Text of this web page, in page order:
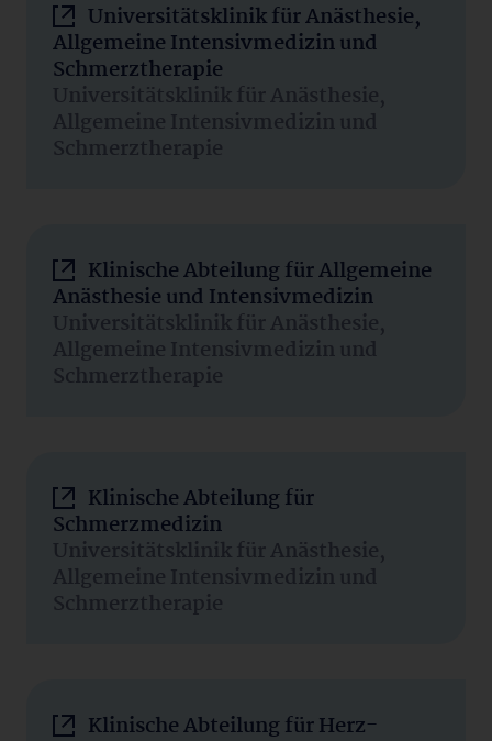
Universitätsklinik für Anästhesie,
Allgemeine Intensivmedizin und
Schmerztherapie
Universitätsklinik für Anästhesie,
Allgemeine Intensivmedizin und
Schmerztherapie
Klinische Abteilung für Allgemeine
Anästhesie und Intensivmedizin
Universitätsklinik für Anästhesie,
Allgemeine Intensivmedizin und
Schmerztherapie
Klinische Abteilung für
Schmerzmedizin
Universitätsklinik für Anästhesie,
Allgemeine Intensivmedizin und
Schmerztherapie
Klinische Abteilung für Herz-